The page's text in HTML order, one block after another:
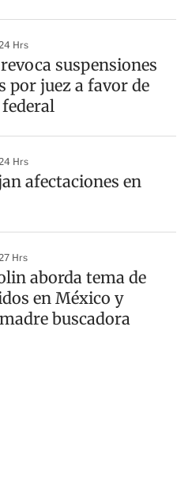
Hrs
suspensiones
por juez a favor de
Hrs
afectaciones en
Hrs
aborda tema de
en México y
buscadora